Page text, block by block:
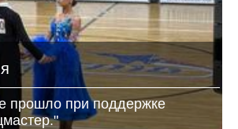
прошло при поддержке